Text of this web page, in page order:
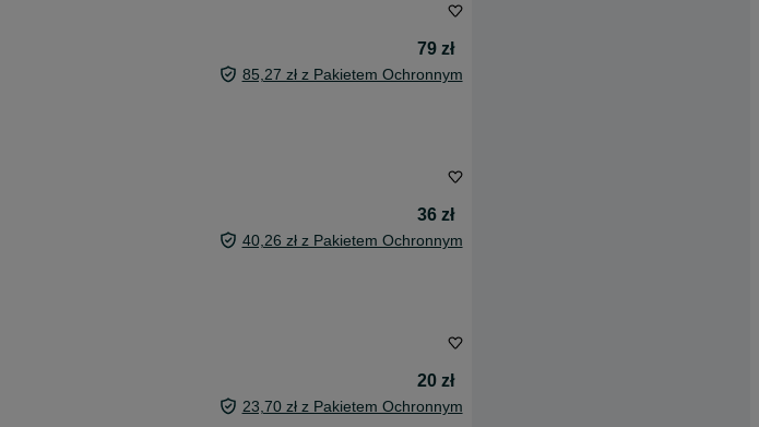
79 zł
85,27 zł z Pakietem Ochronnym
36 zł
40,26 zł z Pakietem Ochronnym
20 zł
23,70 zł z Pakietem Ochronnym